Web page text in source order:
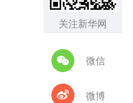
关注新华网
微信
微博